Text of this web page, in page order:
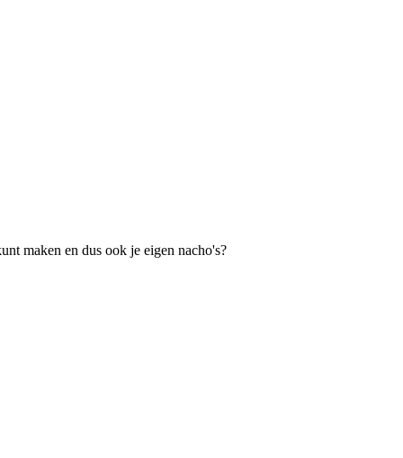
maken en dus ook je eigen nacho's?